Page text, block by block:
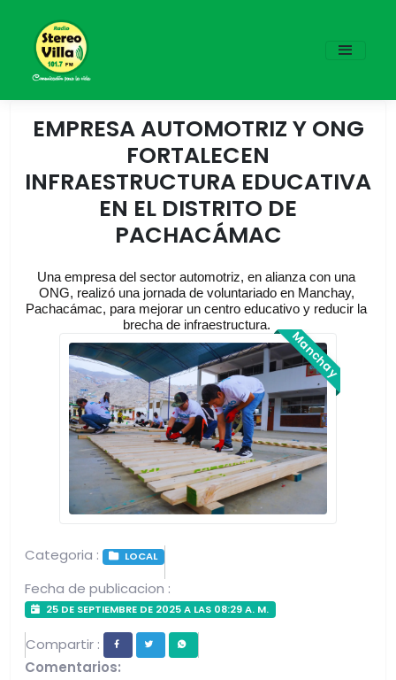
EMPRESA AUTOMOTRIZ Y ONG
FORTALECEN
INFRAESTRUCTURA EDUCATIVA
EN EL DISTRITO DE
PACHACÁMAC
Una empresa del sector automotriz, en alianza con una
ONG, realizó una jornada de voluntariado en Manchay,
Pachacámac, para mejorar un centro educativo y reducir la
brecha de infraestructura.
Manchay
Categoria : LOCAL
Fecha de publicacion :
25 DE SEPTIEMBRE DE 2025 A LAS 08:29 A. M.
Compartir :
Comentarios: